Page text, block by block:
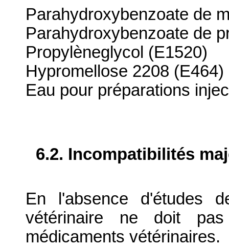
Parahydroxybenzoate de
Parahydroxybenzoate de
Propylèneglycol (E1520)
Hypromellose 2208 (E464)
Eau pour préparations
6.2. Incompatibilités
En l'absence d'études
vétérinaire ne doit
médicaments vétérinaires.